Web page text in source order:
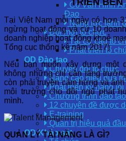
Cố Vấn Hình
Đạo
Năng lực lãnh
Đổi mới tổ chức
Tái cơ cấu tổ
Phát triển tổ
OD Đào tạo
Chuyển đổi tổ chức
Nâng cao hiệu quả
Phát triển kỹ năng lõi
Chương trình đào
12 chuyên đề được
E-training
Quản trị hiệu quả
OD Khảo sát
Tại Việt Nam mỗi ngày có hơn
ngừng hoạt động và cứ 10
doanh nghiệp hoạt động khoẻ
Tổng cục thống kê năm 2017)
Nếu bạn muốn xây dựng một
không những chỉ cần tăng
còn phải truyền cảm hứng và
môi trường cho đội ngũ phát
mình.
QUẢN LÝ TÀI NĂNG LÀ GÌ?